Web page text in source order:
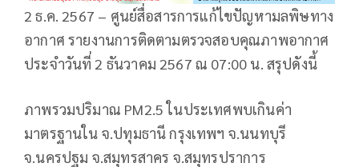
2 ธ.ค. 2567 – ศูนย์สื่อสารการแก้ไขปัญหามลพิษทาง
อากาศ รายงานการติดตามตรวจสอบคุณภาพอากาศ
ประจำวันที่ 2 ธันวาคม 2567 ณ 07:00 น. สรุปดังนี้
ภาพรวมปริมาณ PM2.5 ในประเทศพบเกินค่า
มาตรฐานใน จ.ปทุมธานี กรุงเทพฯ จ.นนทบุรี
จ.นครปฐม จ.สมุทรสาคร จ.สมุทรปราการ